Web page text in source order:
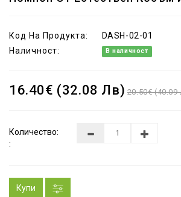
Код На Продукта:
DASH-02-01
Наличност:
В наличност
16.40€ (32.08 Лв) 20.50€ (40.09
Количество:
:
Купи